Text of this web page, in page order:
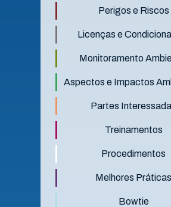
Perigos e Riscos
Licenças e
Monitoramento
Aspectos e Impactos
Partes
Treinamentos
Procedimentos
Melhores Práticas
Bowtie